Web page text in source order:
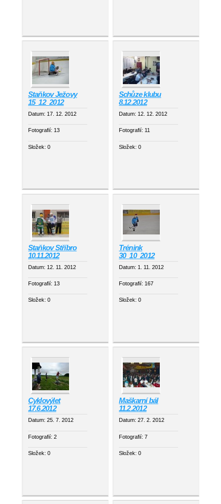
Staňkov Ježovy
15_12_2012
Datum: 17. 12. 2012
Fotografií: 13
Složek: 0
Schůze klubu
8.12.2012
Datum: 12. 12. 2012
Fotografií: 11
Složek: 0
Staňkov Stříbro
10.11.2012
Datum: 12. 11. 2012
Fotografií: 13
Složek: 0
Trénink
30_10_2012
Datum: 1. 11. 2012
Fotografií: 167
Složek: 0
Cyklovýlet
17.6.2012
Datum: 25. 7. 2012
Fotografií: 2
Složek: 0
Maškarní bál
11.2.2012
Datum: 27. 2. 2012
Fotografií: 7
Složek: 0